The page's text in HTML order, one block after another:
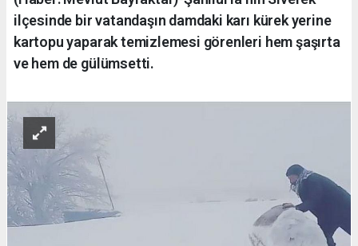
ilçesinde bir vatandaşın damdaki karı kürek yerine
kartopu yaparak temizlemesi görenleri hem şaşırta
ve hem de gülümsetti.